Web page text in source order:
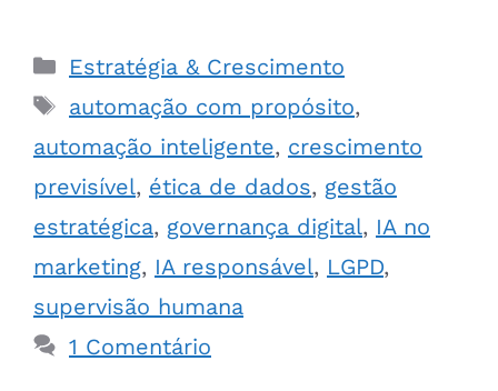
Estratégia & Crescimento
automação com propósito,
automação inteligente, crescimento
previsível, ética de dados, gestão
estratégica, governança digital, IA no
marketing, IA responsável, LGPD,
supervisão humana
1 Comentário